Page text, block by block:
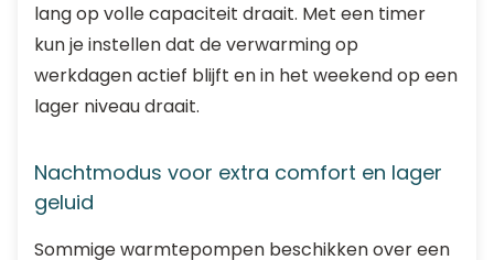
lang op volle capaciteit draait. Met een timer
kun je instellen dat de verwarming op
werkdagen actief blijft en in het weekend op een
lager niveau draait.
Nachtmodus voor extra comfort en lager
geluid
Sommige warmtepompen beschikken over een